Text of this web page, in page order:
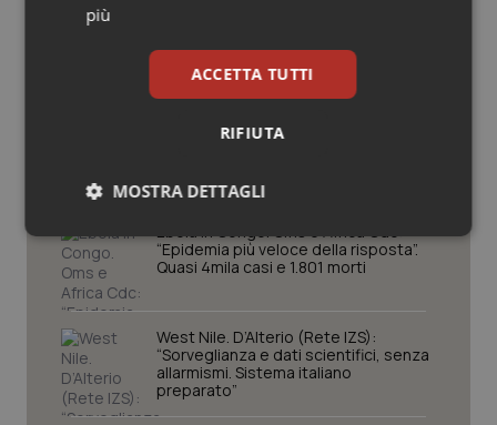
Ulcera & Reflusso
Potrebbe interessarti in
Ebola in Congo. Oms e Africa Cdc:
“Epidemia più veloce della risposta”.
Quasi 4mila casi e 1.801 morti
West Nile. D’Alterio (Rete IZS):
“Sorveglianza e dati scientifici, senza
allarmismi. Sistema italiano
preparato”
più
ACCETTA TUTTI
RIFIUTA
MOSTRA DETTAGLI
Necessari Statistici Marketing
Necessari Statistici